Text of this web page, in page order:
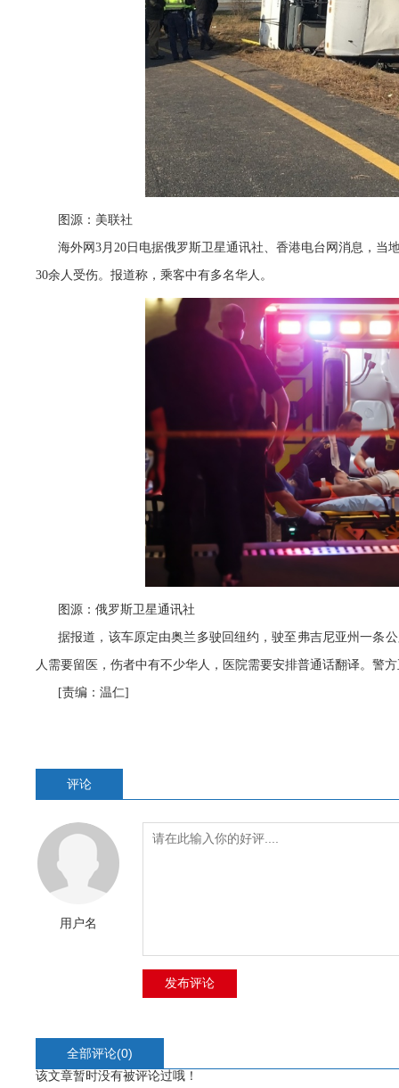
图源：美联社
海外网3月20日电据俄罗斯卫星通讯社、香港电台网消息，当
30余人受伤。报道称，乘客中有多名华人。
图源：俄罗斯卫星通讯社
据报道，该车原定由奥兰多驶回纽约，驶至弗吉尼亚州一条
人需要留医，伤者中有不少华人，医院需要安排普通话翻译。警
[责编：温仁]
评论
用户名
全部评论(0)
该文章暂时没有被评论过哦！